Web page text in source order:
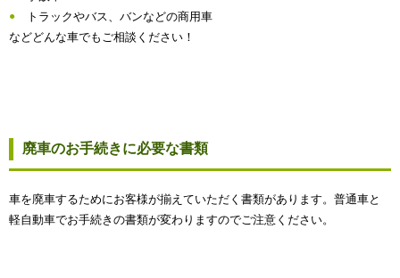
トラックやバス、バンなどの商用車
などどんな車でもご相談ください！
廃車のお手続きに必要な書類
車を廃車するためにお客様が揃えていただく書類があります。普通車と
軽自動車でお手続きの書類が変わりますのでご注意ください。